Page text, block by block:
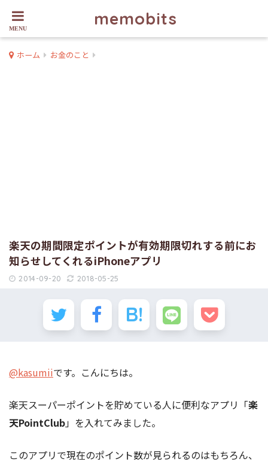
memobits
ホーム お金のこと
楽天の期間限定ポイントが有効期限切れする前にお
知らせしてくれるiPhoneアプリ
2014-09-20 2018-05-25
@kasumiiです。こんにちは。
楽天スーパーポイントを貯めている人に便利なアプリ「楽
天PointClub」を入れてみました。
このアプリで現在のポイント数が見られるのはもちろん、